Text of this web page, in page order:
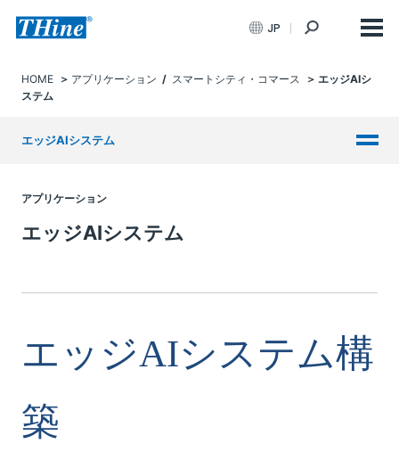
JP
HOME アプリケーション / スマートシティ・コマース
エッジAIシ
ステム
エッジAIシステム
アプリケーション
エッジAIシステム
エッジAIシステム構
築